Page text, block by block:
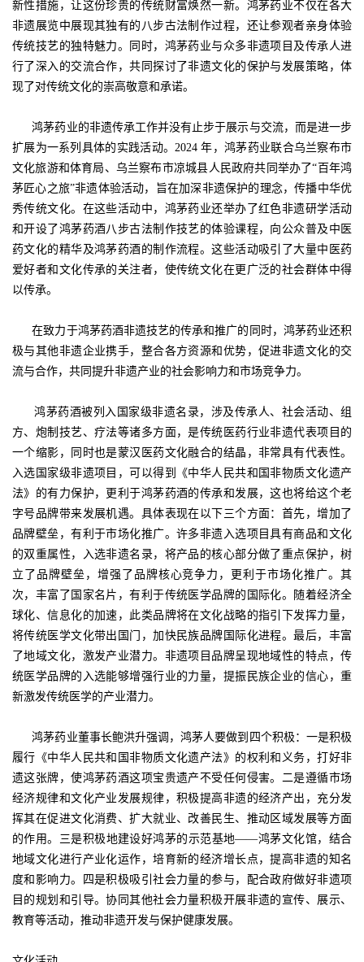
新性措施，让这份珍贵的传统财富焕然一新。鸿茅药业不仅在各大
非遗展览中展现其独有的八步古法制作过程，还让参观者亲身体验
传统技艺的独特魅力。同时，鸿茅药业与众多非遗项目及传承人进
行了深入的交流合作，共同探讨了非遗文化的保护与发展策略，体
现了对传统文化的崇高敬意和承诺。
鸿茅药业的非遗传承工作并没有止步于展示与交流，而是进一步
扩展为一系列具体的实践活动。2024 年，鸿茅药业联合乌兰察布市
文化旅游和体育局、乌兰察布市凉城县人民政府共同举办了“百年鸿
茅匠心之旅”非遗体验活动，旨在加深非遗保护的理念，传播中华优
秀传统文化。在这些活动中，鸿茅药业还举办了红色非遗研学活动
和开设了鸿茅药酒八步古法制作技艺的体验课程，向公众普及中医
药文化的精华及鸿茅药酒的制作流程。这些活动吸引了大量中医药
爱好者和文化传承的关注者，使传统文化在更广泛的社会群体中得
以传承。
在致力于鸿茅药酒非遗技艺的传承和推广的同时，鸿茅药业还积
极与其他非遗企业携手，整合各方资源和优势，促进非遗文化的交
流与合作，共同提升非遗产业的社会影响力和市场竞争力。
鸿茅药酒被列入国家级非遗名录，涉及传承人、社会活动、组
方、炮制技艺、疗法等诸多方面，是传统医药行业非遗代表项目的
一个缩影，同时也是蒙汉医药文化融合的结晶，非常具有代表性。
入选国家级非遗项目，可以得到《中华人民共和国非物质文化遗产
法》的有力保护，更利于鸿茅药酒的传承和发展，这也将给这个老
字号品牌带来发展机遇。具体表现在以下三个方面：首先，增加了
品牌壁垒，有利于市场化推广。许多非遗入选项目具有商品和文化
的双重属性，入选非遗名录，将产品的核心部分做了重点保护，树
立了品牌壁垒，增强了品牌核心竞争力，更利于市场化推广。其
次，丰富了国家名片，有利于传统医学品牌的国际化。随着经济全
球化、信息化的加速，此类品牌将在文化战略的指引下发挥力量，
将传统医学文化带出国门，加快民族品牌国际化进程。最后，丰富
了地域文化，激发产业潜力。非遗项目品牌呈现地域性的特点，传
统医学品牌的入选能够增强行业的力量，提振民族企业的信心，重
新激发传统医学的产业潜力。
鸿茅药业董事长鲍洪升强调，鸿茅人要做到四个积极：一是积极
履行《中华人民共和国非物质文化遗产法》的权利和义务，打好非
遗这张牌，使鸿茅药酒这项宝贵遗产不受任何侵害。二是遵循市场
经济规律和文化产业发展规律，积极提高非遗的经济产出，充分发
挥其在促进文化消费、扩大就业、改善民生、推动区域发展等方面
的作用。三是积极地建设好鸿茅的示范基地——鸿茅文化馆，结合
地域文化进行产业化运作，培育新的经济增长点，提高非遗的知名
度和影响力。四是积极吸引社会力量的参与，配合政府做好非遗项
目的规划和引导。协同其他社会力量积极开展非遗的宣传、展示、
教育等活动，推动非遗开发与保护健康发展。